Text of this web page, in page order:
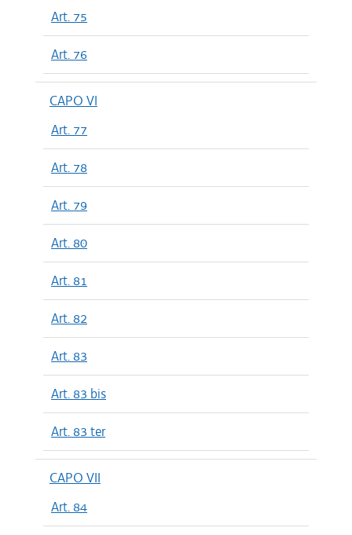
Art. 75
Art. 76
CAPO VI
Art. 77
Art. 78
Art. 79
Art. 80
Art. 81
Art. 82
Art. 83
Art. 83 bis
Art. 83 ter
CAPO VII
Art. 84